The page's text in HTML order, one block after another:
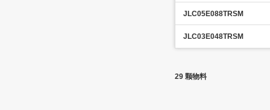
JLC05E088TRSM
JLC03E048TRSM
29 颗物料